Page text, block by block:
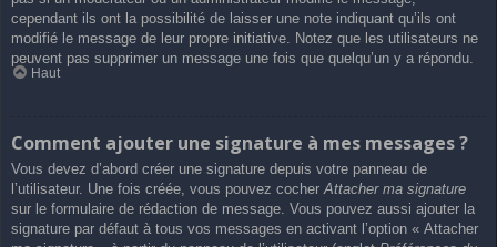
cependant ils ont la possibilité de laisser une note indiquant qu’ils ont
modifié le message de leur propre initiative. Notez que les utilisateurs ne
peuvent pas supprimer un message une fois que quelqu’un y a répondu.
Haut
Comment ajouter une signature à mes messages ?
Vous devez d’abord créer une signature depuis votre panneau de
l’utilisateur. Une fois créée, vous pouvez cocherAttacher ma signature
sur le formulaire de rédaction de message. Vous pouvez aussi ajouter la
signature par défaut à tous vos messages en activant l’option « Attacher